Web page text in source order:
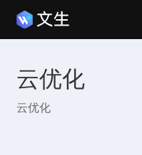
云优化
云优化